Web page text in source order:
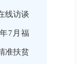
线访谈
7月福
准扶贫